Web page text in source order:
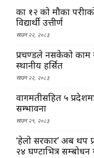
कक्षा १२ को मौका
विद्यार्थी उत्तीर्ण
साउन २२, २०८३
प्रचण्डले नसकेको काम
स्थानीय हर्सित
साउन २२, २०८३
वागमतीसहित ५
सम्भावना
साउन २१, २०८३
‘हेलो सरकार’ अब थप
२४ घण्टाभित्र सम्बोधन